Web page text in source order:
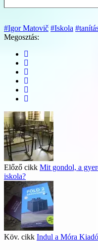
#Igor Matovič #Iskola
Megosztás:
Előző cikk Mit gondol, a
iskola?
Köv. cikk Indul a Móra